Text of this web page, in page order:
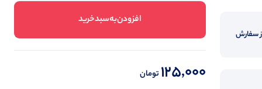
سفارش
افزودن‌به‌سبد‌خرید
125,000 تومان